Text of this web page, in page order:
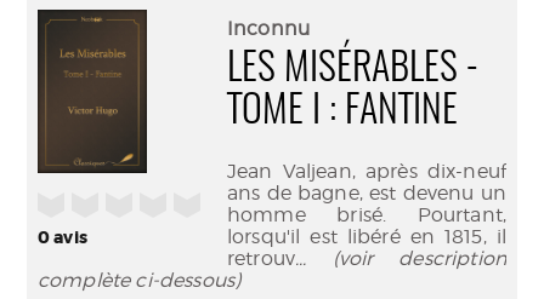
0avis
Inconnu
LES MISÉRABLES -
TOME I : FANTINE
Jean Valjean, après dix-neuf
ans de bagne, est devenu un
homme brisé. Pourtant,
lorsqu'il est libéré en 1815, il
retrouv... (voir description
complète ci-dessous)